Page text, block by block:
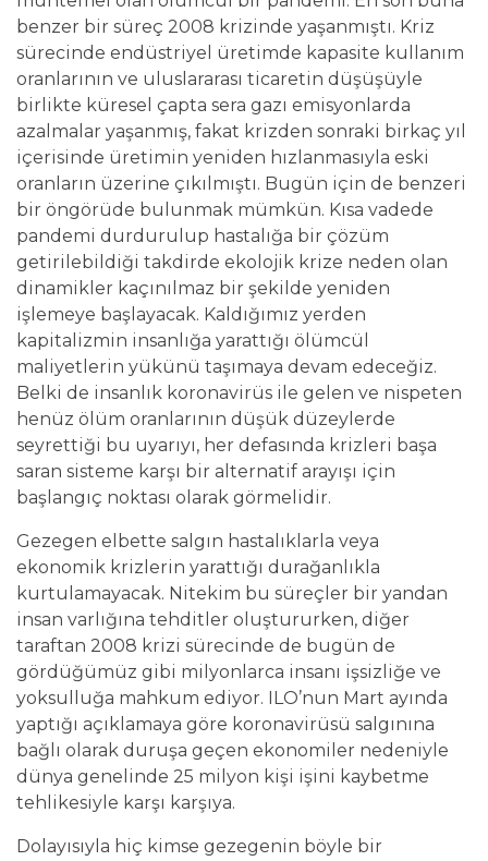
benzer bir süreç 2008 krizinde yaşanmıştı. Kriz
sürecinde endüstriyel üretimde kapasite kullanım
oranlarının ve uluslararası ticaretin düşüşüyle
birlikte küresel çapta sera gazı emisyonlarda
azalmalar yaşanmış, fakat krizden sonraki birkaç yıl
içerisinde üretimin yeniden hızlanmasıyla eski
oranların üzerine çıkılmıştı. Bugün için de benzeri
bir öngörüde bulunmak mümkün. Kısa vadede
pandemi durdurulup hastalığa bir çözüm
getirilebildiği takdirde ekolojik krize neden olan
dinamikler kaçınılmaz bir şekilde yeniden
işlemeye başlayacak. Kaldığımız yerden
kapitalizmin insanlığa yarattığı ölümcül
maliyetlerin yükünü taşımaya devam edeceğiz.
Belki de insanlık koronavirüs ile gelen ve nispeten
henüz ölüm oranlarının düşük düzeylerde
seyrettiği bu uyarıyı, her defasında krizleri başa
saran sisteme karşı bir alternatif arayışı için
başlangıç noktası olarak görmelidir.
Gezegen elbette salgın hastalıklarla veya
ekonomik krizlerin yarattığı durağanlıkla
kurtulamayacak. Nitekim bu süreçler bir yandan
insan varlığına tehditler oluştururken, diğer
taraftan 2008 krizi sürecinde de bugün de
gördüğümüz gibi milyonlarca insanı işsizliğe ve
yoksulluğa mahkum ediyor. ILO’nun Mart ayında
yaptığı açıklamaya göre koronavirüsü salgınına
bağlı olarak duruşa geçen ekonomiler nedeniyle
dünya genelinde 25 milyon kişi işini kaybetme
tehlikesiyle karşı karşıya.
Dolayısıyla hiç kimse gezegenin böyle bir